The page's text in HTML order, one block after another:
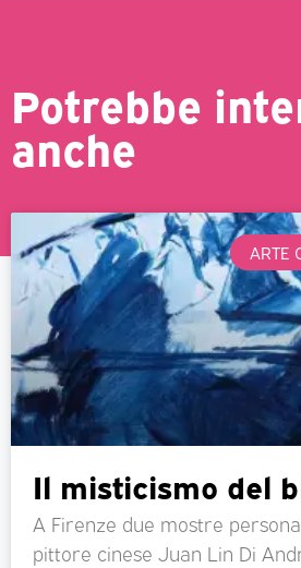
Potrebbe
anche
ARTE
Il misticismo del
A Firenze due mostre
pittore cinese Juan Lin Di